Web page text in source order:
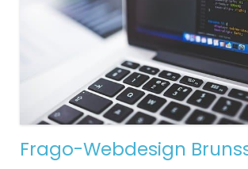
Frago-Webdesign